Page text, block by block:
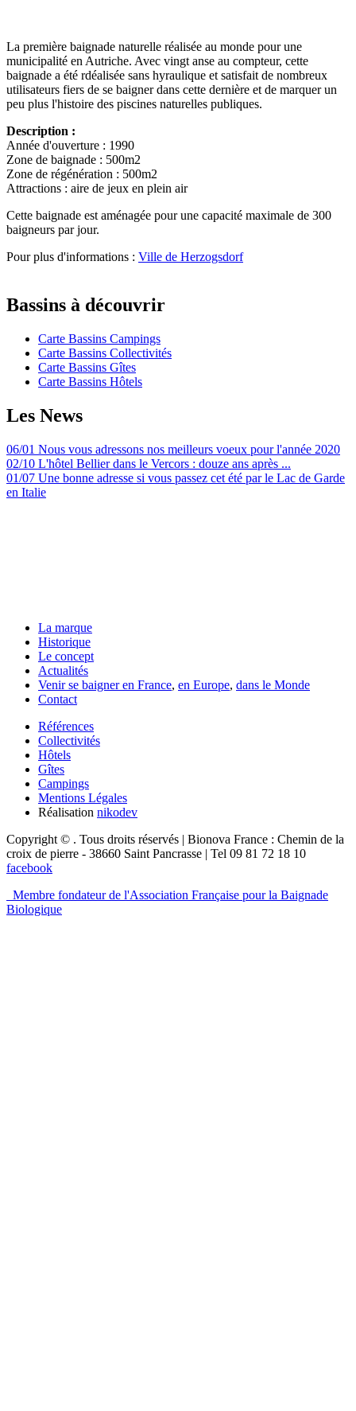
La première baignade naturelle réalisée au monde pour une
municipalité en Autriche. Avec vingt anse au compteur, cette
baignade a été rdéalisée sans hyraulique et satisfait de nombreux
utilisateurs fiers de se baigner dans cette dernière et de marquer un
peu plus l'histoire des piscines naturelles publiques.
Description :
Année d'ouverture : 1990
Zone de baignade : 500m2
Zone de régénération : 500m2
Attractions : aire de jeux en plein air
Cette baignade est aménagée pour une capacité maximale de 300
baigneurs par jour.
Pour plus d'informations : Ville de Herzogsdorf
Bassins à découvrir
Carte Bassins Campings
Carte Bassins Collectivités
Carte Bassins Gîtes
Carte Bassins Hôtels
Les News
06/01 Nous vous adressons nos meilleurs voeux pour l'année 2020
02/10 L'hôtel Bellier dans le Vercors : douze ans après ...
01/07 Une bonne adresse si vous passez cet été par le Lac de Garde
en Italie
La marque
Historique
Le concept
Actualités
Venir se baigner en France, en Europe, dans le Monde
Contact
Références
Collectivités
Hôtels
Gîtes
Campings
Mentions Légales
Réalisation nikodev
Copyright © . Tous droits réservés | Bionova France : Chemin de la
croix de pierre - 38660 Saint Pancrasse | Tel 09 81 72 18 10
facebook
Membre fondateur de l'Association Française pour la Baignade
Biologique